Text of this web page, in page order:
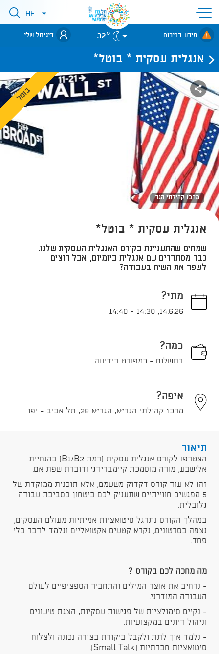
פתיחת
תפריט
אתר
לאתר עיריית
תל-אביב
פתיחתHE
מידע בחירום 32° דיגיתל שלי
אנגלית עסקית * בוטל*
מרכז קהילתי הגר
בוטל
אנגלית עסקית * בוטל*
שמחים שהתעניינת בקורס האנגלית העסקית שלנו.
כבר מסתדרים עם אנגלית ביומיום, אבל רוצים
לשפר את השיח בעבודה?
מתי?
14.6.26
,
14:30
-
14:40
כמה?
בתשלום - כמפורט בידיעה
איפה?
מרכז קהילתי הגר"א, הגר"א 28, תל אביב - יפו
תיאור
הצטרפו לקורס אנגלית עסקית (רמת B1/B2) בהנחיית
אלישבע, מורה מוסמכת קיימברידג' ודוברת שפת אם.
זהו לא עוד קורס דקדוק משעמם, אלא תוכנית ממוקדת של
5 מפגשים חווייתיים שתעניק לכם ביטחון בסביבת עבודה
גלובלית.
במהלך הקורס נתרגל סיטואציות אמיתיות מעולם העסקים,
נצפה בסרטונים, נקרא קטעים אקטואליים ונלמד לדבר בלי
פחד.
מה מחכה לכם בקורס ?
- נרחיב את אוצר המילים והתחביר הספציפיים לעולם
העבודה המודרני.
- נקיים סימולציות של פגישות עסקיות, הצגת טיעונים
וניהול דיונים במקצועיות.
- נלמד איך לתת ולקבל ביקורת בצורה נכונה ולצלוח
סיטואציות חברתיות (Small Talk).